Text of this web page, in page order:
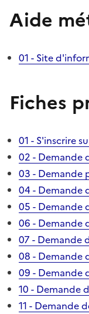
Aide
01 - Site
Fiches
01 - S'inscrire
02 - Demande
03 - Demande
04 - Demande
05 - Demande
06 - Demande
07 - Demande
08 - Demande
09 - Demande
10 - Demande
11 - Demande